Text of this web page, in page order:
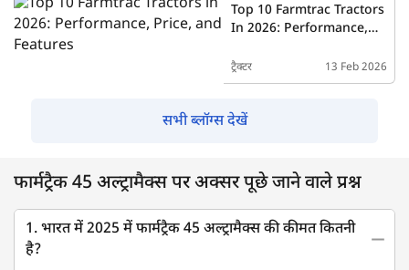
Top 10 Farmtrac Tractors
In 2026: Performance,
ट्रैक्टर 13 Feb 2026
सभी ब्लॉग्स देखें
फार्मट्रैक 45 अल्ट्रामैक्स पर अक्सर पूछे जाने वाले प्रश्न
1. भारत में 2025 में फार्मट्रैक 45 अल्ट्रामैक्स की कीमत कितनी
है?